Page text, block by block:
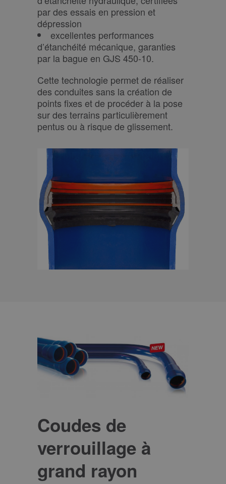
par des essais en pression et
dépression
excellentes performances
d’étanchéité mécanique, garanties
par la bague en GJS 450-10.
Cette technologie permet de réaliser
des conduites sans la création de
points fixes et de procéder à la pose
sur des terrains particulièrement
pentus ou à risque de glissement.
Coudes de
verrouillage à
grand rayon